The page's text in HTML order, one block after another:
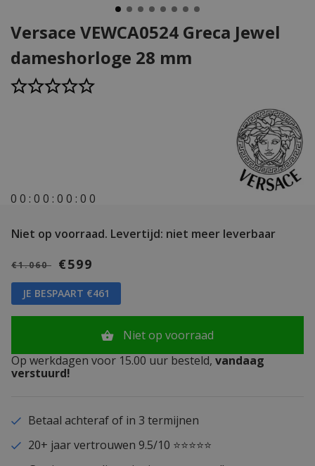
Versace VEWCA0524 Greca Jewel
dameshorloge 28 mm
0 0 : 0 0 : 0 0 : 0 0
Niet op voorraad. Levertijd: niet meer leverbaar
€1.060 €599
JE BESPAART €461
Niet op voorraad
Op werkdagen voor 15.00 uur besteld, vandaag
verstuurd!
Betaal achteraf of in 3 termijnen
20+ jaar vertrouwen 9.5/10 ⭐⭐⭐⭐⭐